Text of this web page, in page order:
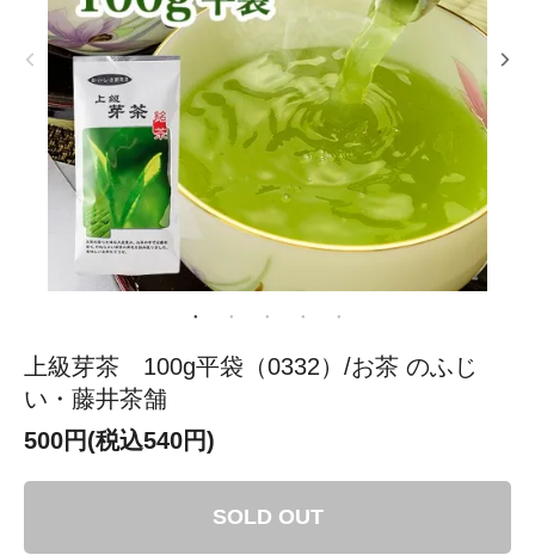
上級芽茶 100g平袋（0332）/お茶 のふじ
い・藤井茶舗
500円(税込540円)
SOLD OUT